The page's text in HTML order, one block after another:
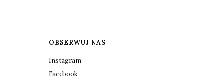
OBSERWUJ NAS
Instagram
Facebook